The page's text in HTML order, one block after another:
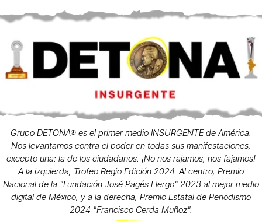
Grupo DETONA® es el primer medio INSURGENTE de América.
Nos levantamos contra el poder en todas sus manifestaciones,
excepto una: la de los ciudadanos. ¡No nos rajamos, nos fajamos!
A la izquierda, Trofeo Regio Edición 2024. Al centro, Premio
Nacional de la "Fundación José Pagés Llergo" 2023 al mejor medio
digital de México, y a la derecha, Premio Estatal de Periodismo
2024 "Francisco Cerda Muñoz".